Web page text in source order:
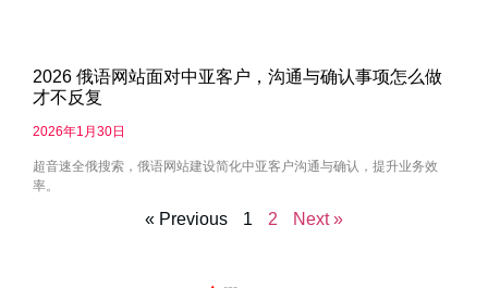
2026 俄语网站面对中亚客户，沟通与确认事项怎么做
才不反复
2026年1月30日
超音速全俄搜索，俄语网站建设简化中亚客户沟通与确认，提升业务效
率。
« Previous 1 2 Next »